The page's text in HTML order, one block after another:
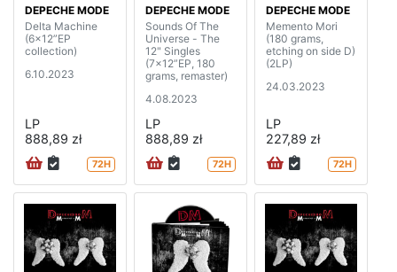
DEPECHE MODE
Delta Machine
(6x12”EP
collection)
6.10.2023
LP
888,89 zł
72H
DEPECHE MODE
Sounds Of The
Universe - The
12" Singles
(7x12”EP, 180
grams, remaster)
4.08.2023
LP
888,89 zł
72H
DEPECHE MODE
Memento Mori
(180 grams,
etching on side D)
(2LP)
24.03.2023
LP
227,89 zł
72H